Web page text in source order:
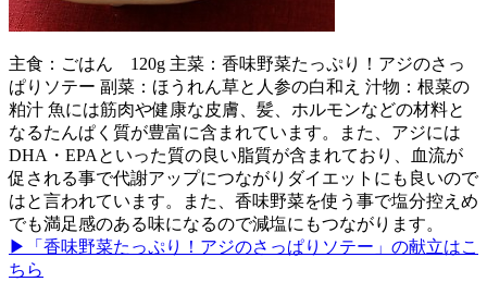
主食：ごはん 120g 主菜：香味野菜たっぷり！アジのさっ
ぱりソテー 副菜：ほうれん草と人参の白和え 汁物：根菜の
粕汁 魚には筋肉や健康な皮膚、髪、ホルモンなどの材料と
なるたんぱく質が豊富に含まれています。また、アジには
DHA・EPAといった質の良い脂質が含まれており、血流が
促される事で代謝アップにつながりダイエットにも良いので
はと言われています。また、香味野菜を使う事で塩分控えめ
でも満足感のある味になるので減塩にもつながります。
▶「香味野菜たっぷり！アジのさっぱりソテー」の献立はこ
ちら